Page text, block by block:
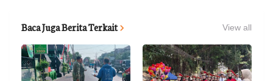
Baca Juga Berita Terkait View all